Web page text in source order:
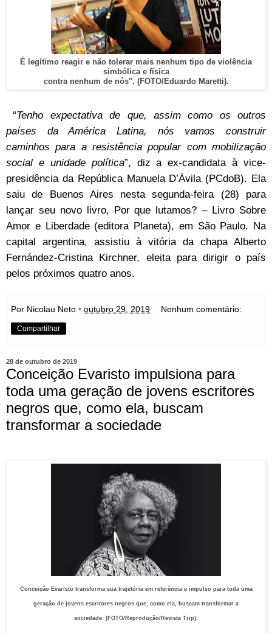
É legítimo reagir e não tolerar mais nenhum tipo de violência
simbólica e física
contra nenhum de nós". (FOTO/Eduardo Maretti).
“Tenho expectativa de que, assim como os outros
países da América Latina, nós vamos construir
caminhos para a resistência popular com mobilização
social e unidade política”, diz a ex-candidata à vice-
presidência da República Manuela D’Ávila (PCdoB). Ela
saiu de Buenos Aires nesta segunda-feira (28) para
lançar seu novo livro, Por que lutamos? – Livro Sobre
Amor e Liberdade (editora Planeta), em São Paulo. Na
capital argentina, assistiu à vitória da chapa Alberto
Fernández-Cristina Kirchner, eleita para dirigir o país
pelos próximos quatro anos.
Por Nicolau Neto • outubro 29, 2019 Nenhum comentário:
Compartilhar
28 de outubro de 2019
Conceição Evaristo impulsiona para
toda uma geração de jovens escritores
negros que, como ela, buscam
transformar a sociedade
Conceição Evaristo transforma sua trajetória em referência e impulso para toda uma
geração de jovens escritores negros que, como ela, buscam transformar a
sociedade. (FOTO/Reprodução/Revista Trip).